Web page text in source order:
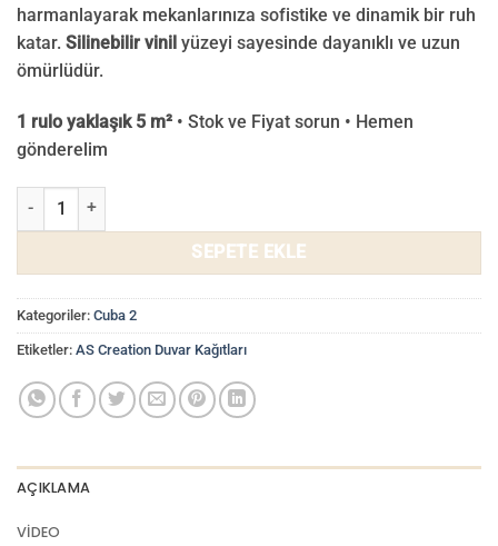
harmanlayarak mekanlarınıza sofistike ve dinamik bir ruh
katar. Silinebilir vinil yüzeyi sayesinde dayanıklı ve uzun
ömürlüdür.
1 rulo yaklaşık 5 m² • Stok ve Fiyat sorun • Hemen
gönderelim
Cuba 2 Duvar Kağıdı 79163-1 adet
SEPETE EKLE
Kategoriler: Cuba 2
Etiketler: AS Creation Duvar Kağıtları
AÇIKLAMA
VIDEO